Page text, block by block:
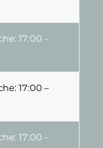
17:00 –
17:00 –
17:00 –